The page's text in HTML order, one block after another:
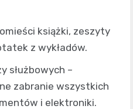
książki, zeszyty
z wykładów.
służbowych –
zabranie wszystkich
i elektroniki.